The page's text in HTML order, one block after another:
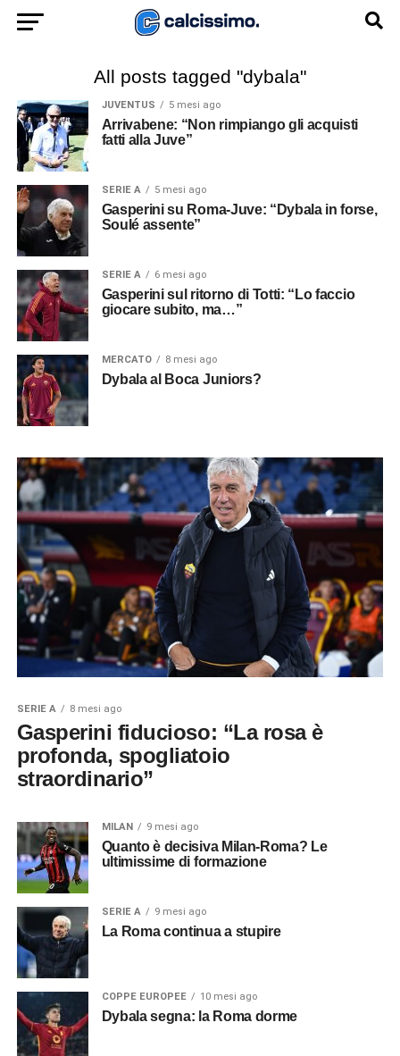
All posts tagged "dybala"
JUVENTUS 5 mesi ago
Arrivabene: “Non rimpiango gli acquisti
fatti alla Juve”
SERIE A 5 mesi ago
Gasperini su Roma-Juve: “Dybala in forse,
Soulé assente”
SERIE A 6 mesi ago
Gasperini sul ritorno di Totti: “Lo faccio
giocare subito, ma…”
MERCATO 8 mesi ago
Dybala al Boca Juniors?
SERIE A 8 mesi ago
Gasperini fiducioso: “La rosa è
profonda, spogliatoio
straordinario”
MILAN 9 mesi ago
Quanto è decisiva Milan-Roma? Le
ultimissime di formazione
SERIE A 9 mesi ago
La Roma continua a stupire
COPPE EUROPEE 10 mesi ago
Dybala segna: la Roma dorme